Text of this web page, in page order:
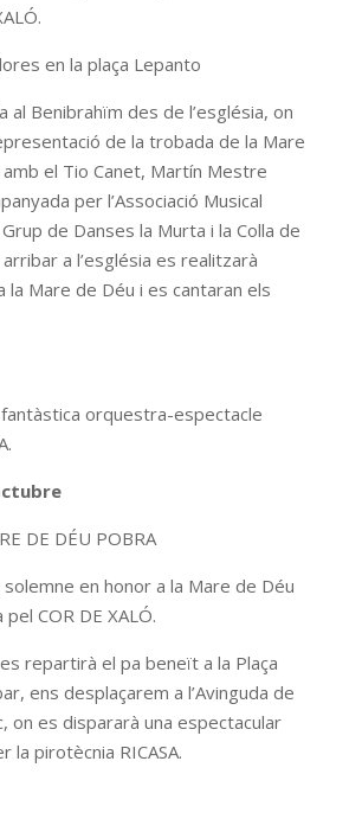
en la plaça Lepanto
al Benibrahïm des de l’església, on
de la trobada de la Mare
el Tio Canet, Martín Mestre
per l’Associació Musical
de Danses la Murta i la Colla de
a l’església es realitzarà
la Mare de Déu i es cantaran els
orquestra-espectacle
DE DÉU POBRA
solemne en honor a la Mare de Déu
COR DE XALÓ.
repartirà el pa beneït a la Plaça
ens desplaçarem a l’Avinguda de
on es dispararà una espectacular
la pirotècnia RICASA.